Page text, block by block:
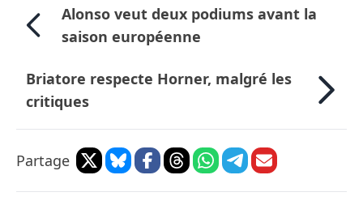
Alonso veut deux podiums avant la
saison européenne
Briatore respecte Horner, malgré les
critiques
Partage